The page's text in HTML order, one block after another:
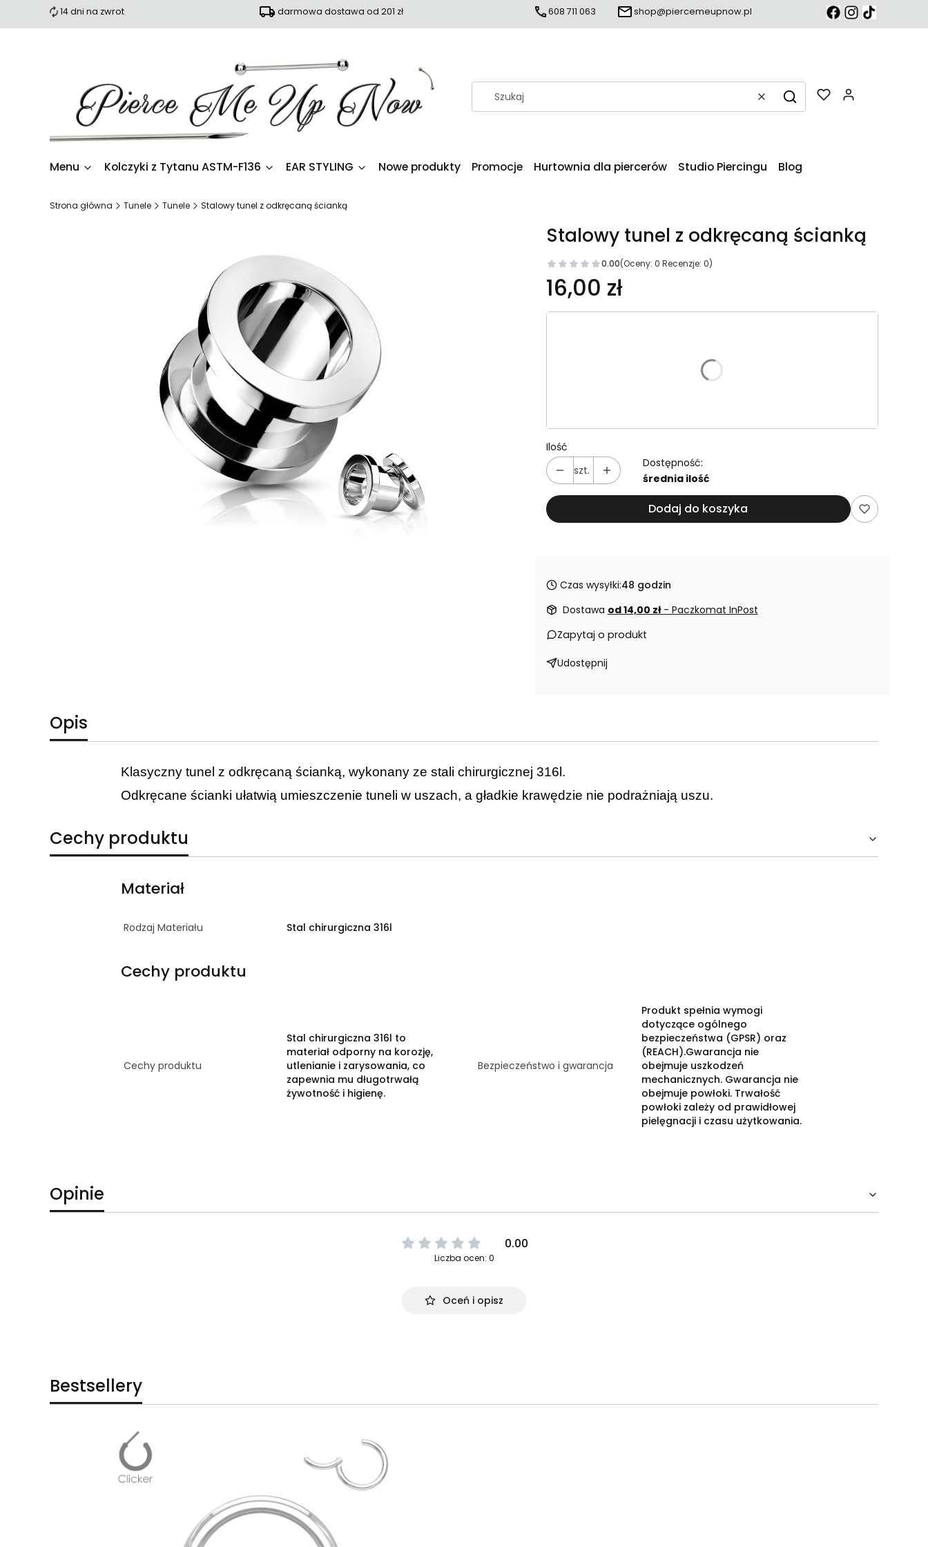
14 dni na zwrot darmowa dostawa od 201 zł 608 711 063 shop@piercemeupnow.pl
WyczyśćSzukaj
Menu Kolczyki z Tytanu ASTM-F136 EAR STYLING Nowe produkty Promocje Hurtownia dla piercerów Studio Piercingu Blog
Strona główna Tunele Tunele Stalowy tunel z odkręcaną ścianką
Stalowy tunel z odkręcaną ścianką
0.00(Oceny: 0 Recenzje: 0)
16,00 zł
Ilość
szt.
Dostępność:
średnia ilość
Dodaj do koszyka
Czas wysyłki:48 godzin
Dostawa od 14,00 zł - Paczkomat InPost
Zapytaj o produkt
Udostępnij
Opis
Klasyczny tunel z odkręcaną ścianką, wykonany ze stali chirurgicznej 316l.
Odkręcane ścianki ułatwią umieszczenie tuneli w uszach, a gładkie krawędzie nie podrażniają uszu.
Cechy produktu
Materiał
Rodzaj Materiału Stal chirurgiczna 316l
Cechy produktu
Cechy produktu
Stal chirurgiczna 316l to
materiał odporny na korozję,
utlenianie i zarysowania, co
zapewnia mu długotrwałą
żywotność i higienę.
Bezpieczeństwo i gwarancja
Produkt spełnia wymogi
dotyczące ogólnego
bezpieczeństwa (GPSR) oraz
(REACH).Gwarancja nie
obejmuje uszkodzeń
mechanicznych. Gwarancja nie
obejmuje powłoki. Trwałość
powłoki zależy od prawidłowej
pielęgnacji i czasu użytkowania.
Opinie
0.00
Liczba ocen: 0
Oceń i opisz
Bestsellery